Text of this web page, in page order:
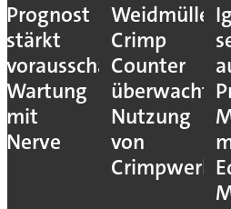
Prognost
stärkt
vorausschauende
Wartung
mit
Nerve
Weidmüller:
Crimp
Counter
überwacht
Nutzung
von